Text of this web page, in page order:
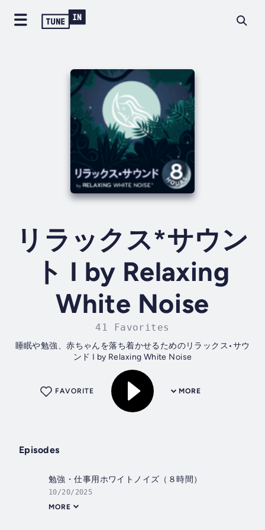
リラックス*サウン
ト I by Relaxing
White Noise
41 Favorites
睡眠や勉強、赤ちゃんを落ち着かせるためのリラックス•サウ
ンド I by Relaxing White Noise
MORE
FAVORITE
Episodes
勉強・仕事用ホワイトノイズ（８時間）
10/20/2025
MORE